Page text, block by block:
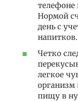
телефоне
Нормой
день с
напитков.
Четко
легкое
организм
пищу в